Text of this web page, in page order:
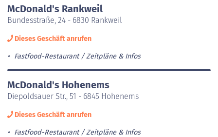
McDonald's Rankweil
Bundesstraße, 24 - 6830 Rankweil
Dieses Geschäft anrufen
Fastfood-Restaurant Zeitpläne & Infos
McDonald's Hohenems
Diepoldsauer Str., 51 - 6845 Hohenems
Dieses Geschäft anrufen
Fastfood-Restaurant Zeitpläne & Infos